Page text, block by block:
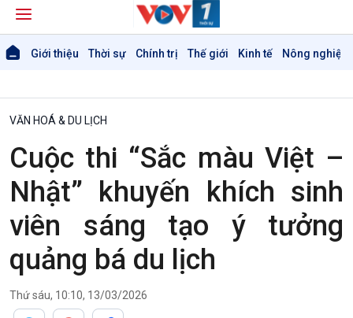
Giới thiệu Thời sự Chính trị Thế giới Kinh tế Nông nghiệp
VĂN HOÁ & DU LỊCH
Cuộc thi “Sắc màu Việt –
Nhật” khuyến khích sinh
viên sáng tạo ý tưởng
quảng bá du lịch
Thứ sáu, 10:10, 13/03/2026